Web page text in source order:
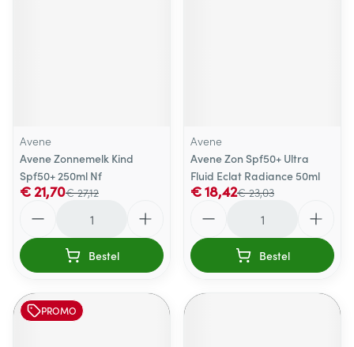
Avene
Avene Zonnemelk Kind
Spf50+ 250ml Nf
€ 27,12
€ 21,70
Bestel
Avene
Avene Zon Spf50+ Ultra
Fluid Eclat Radiance 50ml
€ 23,03
€ 18,42
Bestel
PROMO